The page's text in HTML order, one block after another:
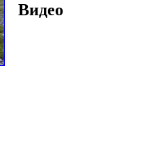
Видео